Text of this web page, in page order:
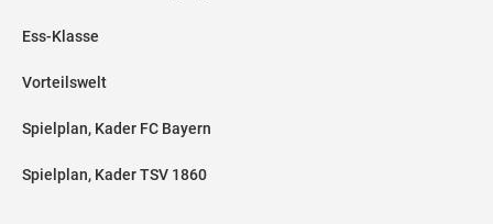
Ess-Klasse
Vorteilswelt
Spielplan, Kader FC Bayern
Spielplan, Kader TSV 1860